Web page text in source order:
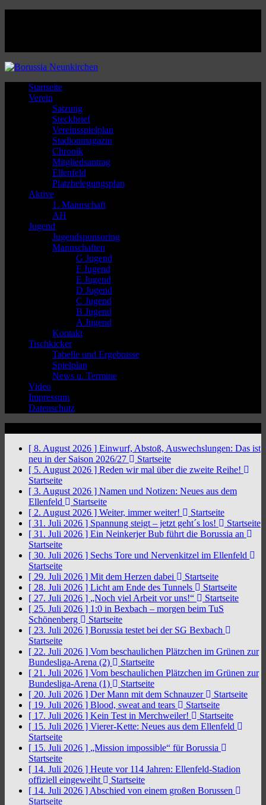
Startseite
Verein
Satzung
Steckbrief
Vereinsspielplan
Stadionmagazin
Chronik
Mitgliedsantrag
Ellenfeld
Platzbelegungsplan
Aktive
1. Mannschaft
AH
Jugend
Jugendsponsoring
Mannschaften
G Jugend
F Jugend
E Jugend
D Jugend
C Jugend
B Jugend
A Jugend
Kontakt
Tischkicker
Tabelle und Ergebnisse
Spielplan
News u. Termine
Video
Impressum
Datenschutz
[ 8. August 2026 ] Einwurf, Abstoß, Auswechslungen: Das ist
neu in der Saison 2026/27
Startseite
[ 5. August 2026 ] Reden wir mal über die zweite Reihe!
Startseite
[ 3. August 2026 ] Namen und Notizen: Neues aus dem
Ellenfeld
Startseite
[ 2. August 2026 ] Weiter, immer weiter!
Startseite
[ 31. Juli 2026 ] Spannung steigt – jetzt geht´s los!
Startseite
[ 31. Juli 2026 ] Ein Neinkerjer Bub führt die Borussia an
Startseite
[ 30. Juli 2026 ] Sechs Tore und Nervenkitzel im Ellenfeld
Startseite
[ 29. Juli 2026 ] Mit dem Herzen dabei
Startseite
[ 28. Juli 2026 ] Licht am Ende des Tunnels
Startseite
[ 27. Juli 2026 ] „Noch viel Arbeit vor uns!“
Startseite
[ 25. Juli 2026 ] 1:0 in Bexbach – morgen beim TuS
Schönenberg
Startseite
[ 23. Juli 2026 ] Borussia testet bei der SG Bexbach
Startseite
[ 22. Juli 2026 ] Vom beschaulichen Plätzchen im Grünen zur
Bundesliga-Arena (2)
Startseite
[ 21. Juli 2026 ] Vom beschaulichen Plätzchen im Grünen zur
Bundesliga-Arena (1)
Startseite
[ 20. Juli 2026 ] Der Mann mit dem Schnauzer
Startseite
[ 19. Juli 2026 ] Blood, sweat and tears
Startseite
[ 17. Juli 2026 ] Kein Test in Merchweiler!
Startseite
[ 15. Juli 2026 ] Vierer-Kette: Neues aus dem Ellenfeld
Startseite
[ 15. Juli 2026 ] „Mission impossible“ für Borussia
Startseite
[ 14. Juli 2026 ] Heute vor 114 Jahren: Ellenfeld-Stadion
offiziell eingeweiht
Startseite
[ 14. Juli 2026 ] Abschied von einem großen Borussen
Startseite